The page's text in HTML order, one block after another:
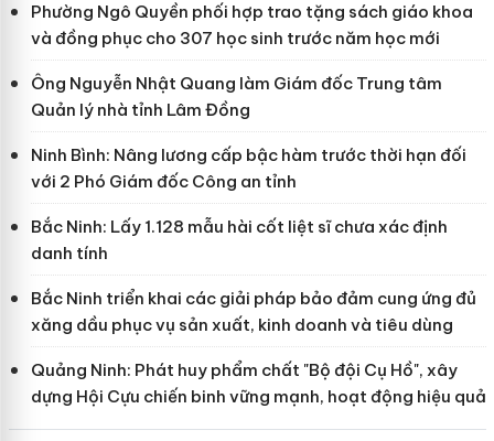
Phường Ngô Quyền phối hợp trao tặng sách giáo khoa
và đồng phục cho 307 học sinh trước năm học mới
Ông Nguyễn Nhật Quang làm Giám đốc Trung tâm
Quản lý nhà tỉnh Lâm Đồng
Ninh Bình: Nâng lương cấp bậc hàm trước thời hạn đối
với 2 Phó Giám đốc Công an tỉnh
Bắc Ninh: Lấy 1.128 mẫu hài cốt liệt sĩ chưa xác định
danh tính
Bắc Ninh triển khai các giải pháp bảo đảm cung ứng đủ
xăng dầu phục vụ sản xuất, kinh doanh và tiêu dùng
Quảng Ninh: Phát huy phẩm chất "Bộ đội Cụ Hồ", xây
dựng Hội Cựu chiến binh vững mạnh, hoạt động hiệu quả